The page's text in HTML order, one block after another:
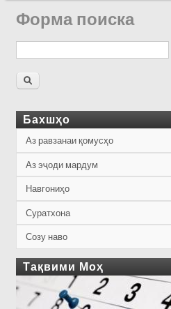
Форма поиска
Бахшҳо
Аз равзанаи қомусҳо
Аз эҷоди мардум
Навгониҳо
Суратхона
Созу наво
Тақвими Моҳ